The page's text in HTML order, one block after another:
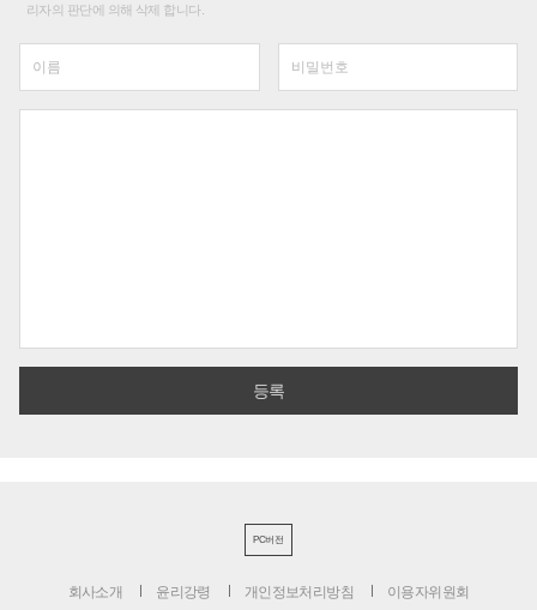
리자의 판단에 의해 삭제 합니다.
PC버전
회사소개 윤리강령 개인정보처리방침 이용자위원회